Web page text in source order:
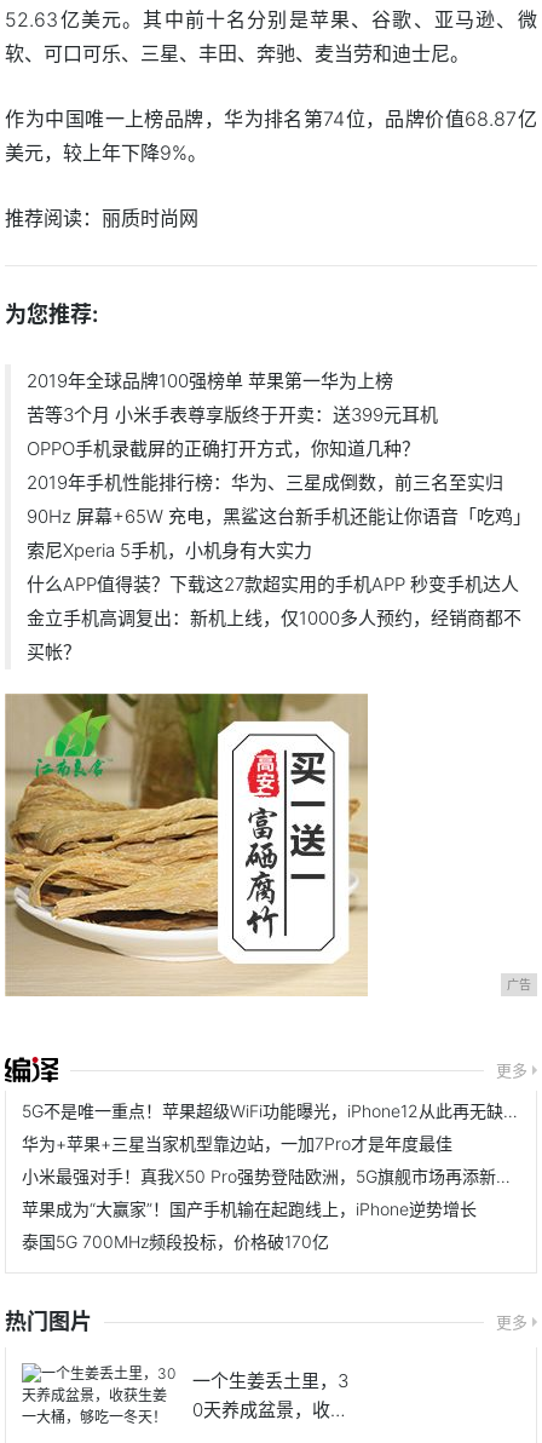
52.63亿美元。其中前十名分别是苹果、谷歌、亚马逊、微
软、可口可乐、三星、丰田、奔驰、麦当劳和迪士尼。
作为中国唯一上榜品牌，华为排名第74位，品牌价值68.87亿
美元，较上年下降9%。
推荐阅读：丽质时尚网
为您推荐:
2019年全球品牌100强榜单 苹果第一华为上榜
苦等3个月 小米手表尊享版终于开卖：送399元耳机
OPPO手机录截屏的正确打开方式，你知道几种？
2019年手机性能排行榜：华为、三星成倒数，前三名至实归
90Hz 屏幕+65W 充电，黑鲨这台新手机还能让你语音「吃鸡」
索尼Xperia 5手机，小机身有大实力
什么APP值得装？下载这27款超实用的手机APP 秒变手机达人
金立手机高调复出：新机上线，仅1000多人预约，经销商都不
买帐？
广告
更多
5G不是唯一重点！苹果超级WiFi功能曝光，iPhone12从此再无缺点
华为+苹果+三星当家机型靠边站，一加7Pro才是年度最佳
小米最强对手！真我X50 Pro强势登陆欧洲，5G旗舰市场再添新标杆
苹果成为“大赢家”！国产手机输在起跑线上，iPhone逆势增长
泰国5G 700MHz频段投标，价格破170亿
热门图片 更多
一个生姜丢土里，3
0天养成盆景，收获